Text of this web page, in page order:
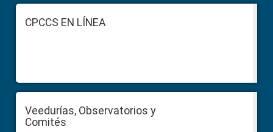
FooterCPCCS EN LÍNEA
Veedurías, Observatorios y
Comités